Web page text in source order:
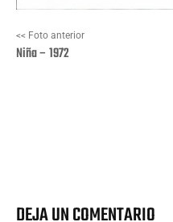
<< Foto anterior
Niña – 1972
DEJA UN COMENTARIO